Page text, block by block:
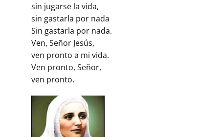
sin jugarse la vida,
sin gastarla por nada
Sin gastarla por nada.
Ven, Señor Jesús,
ven pronto a mi vida.
Ven pronto, Señor,
ven pronto.